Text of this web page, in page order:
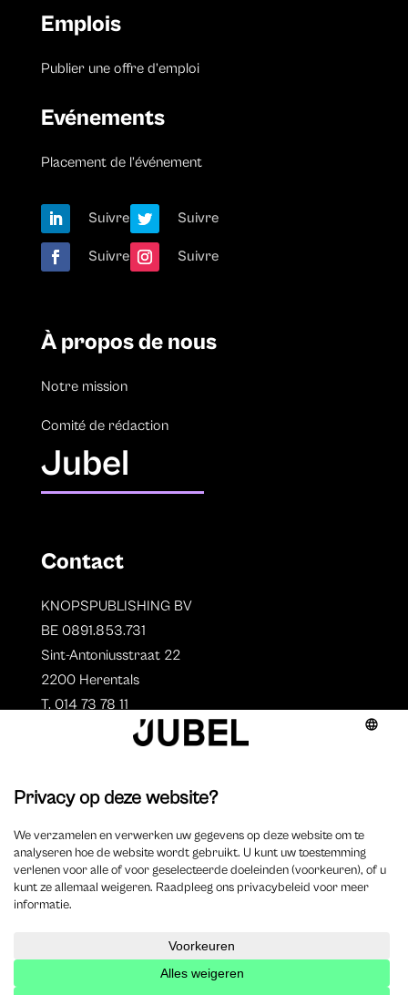
Emplois
Publier une offre d’emploi
Evénements
Placement de l’événement
Suivre Suivre
Suivre Suivre
À propos de nous
Notre mission
Comité de rédaction
Jubel
Contact
KNOPSPUBLISHING BV
BE 0891.853.731
Sint-Antoniusstraat 22
2200 Herentals
T. 014 73 78 11
Aperçu des auteurs
Devenir auteur ?
2023 Jubel – Webdesign byWisemen
Clause de non responsabilite–